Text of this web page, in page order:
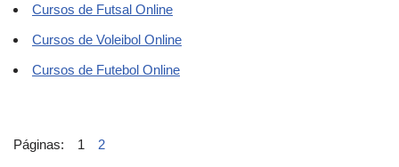
Cursos de Futsal Online
Cursos de Voleibol Online
Cursos de Futebol Online
Páginas: 1 2